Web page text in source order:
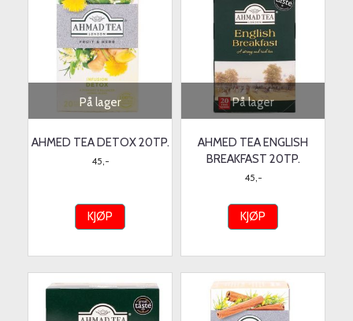
På lager
AHMED TEA DETOX 20TP.
45,-
KJØP
På lager
AHMED TEA ENGLISH
BREAKFAST 20TP.
45,-
KJØP